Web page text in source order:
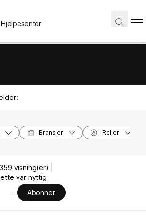
Hjelpesenter
Bransjer Roller
visning(er) |
var nyttig
Abonner